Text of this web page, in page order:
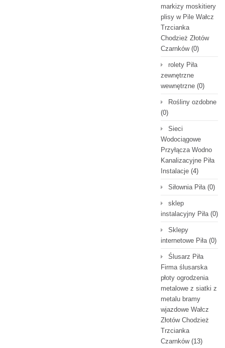
markizy moskitiery
plisy w Pile Wałcz
Trzcianka
Chodzież Złotów
Czarnków(0)
rolety Piła
zewnętrzne
wewnętrzne (0)
Rośliny ozdobne
(0)
Sieci
Wodociągowe
Przyłącza Wodno
Kanalizacyjne Piła
Instalacje (4)
Siłownia Piła(0)
sklep
instalacyjny Piła(0)
Sklepy
internetowe Piła(0)
Ślusarz Piła
Firma ślusarska
płoty ogrodzenia
metalowe z siatki z
metalu bramy
wjazdowe Wałcz
Złotów Chodzież
Trzcianka
Czarnków(13)